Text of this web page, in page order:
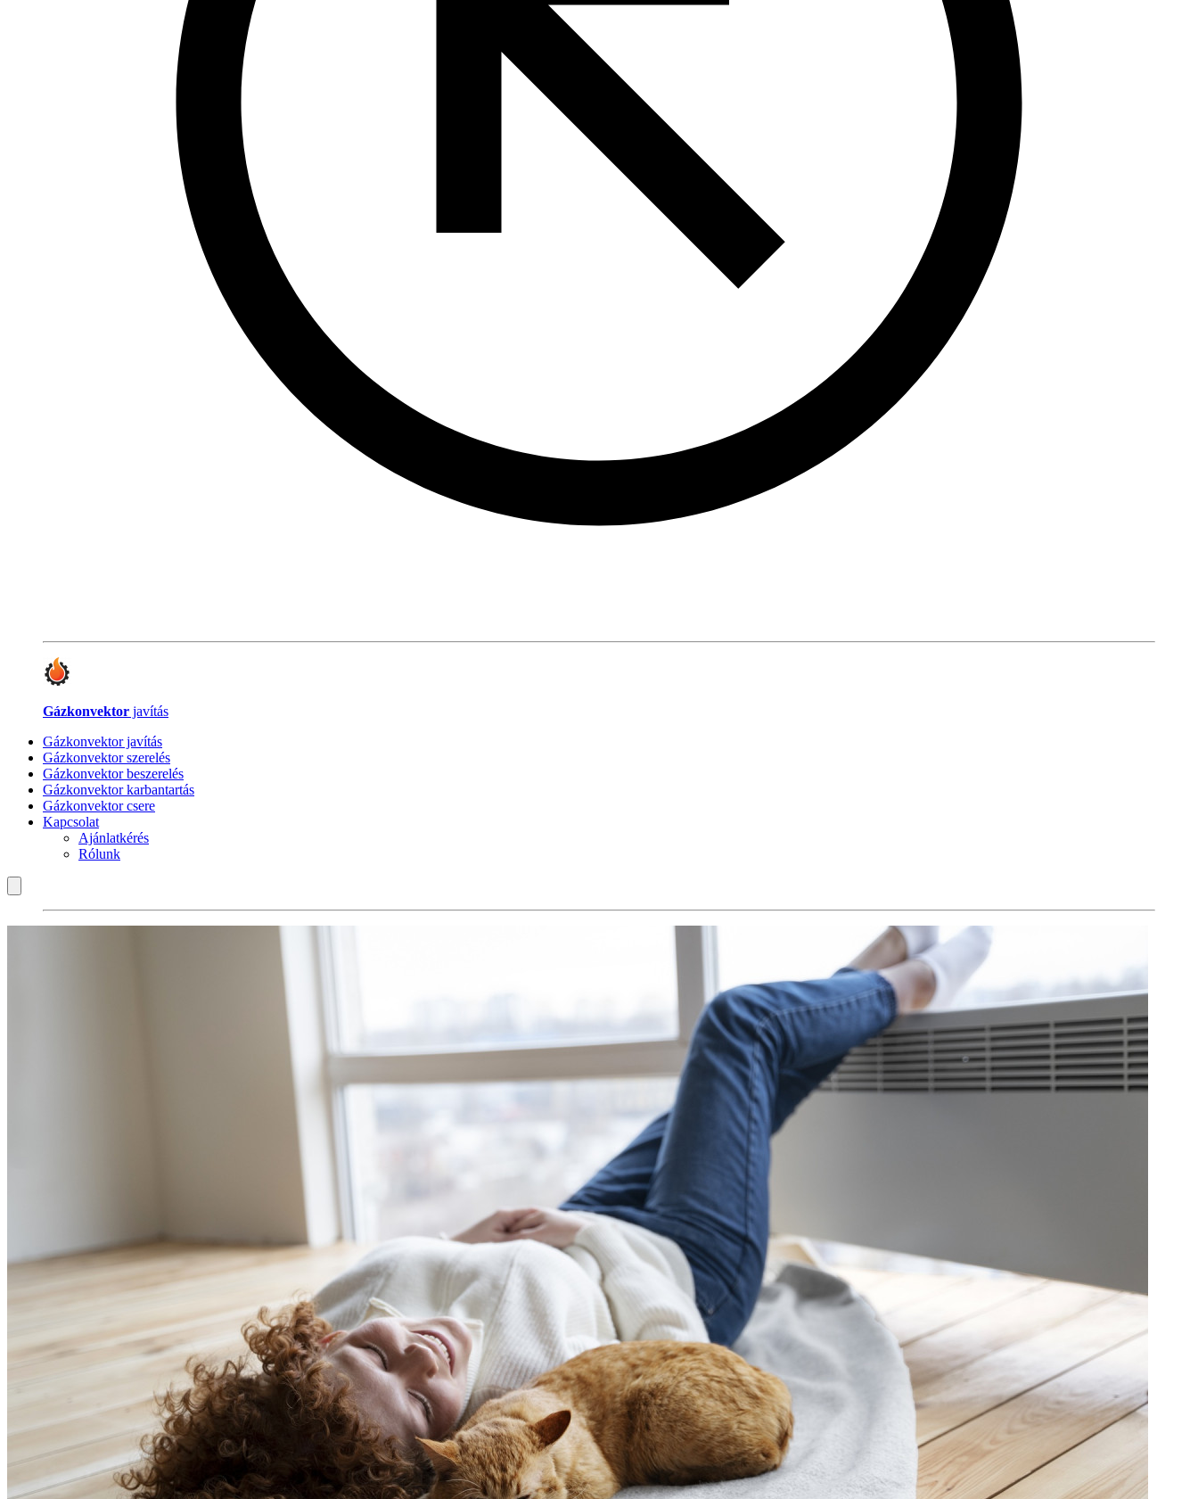
Gázkonvektor javítás
Gázkonvektor javítás
Gázkonvektor szerelés
Gázkonvektor beszerelés
Gázkonvektor karbantartás
Gázkonvektor csere
Kapcsolat
Ajánlatkérés
Rólunk